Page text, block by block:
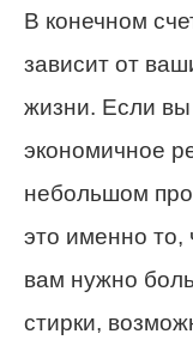
В конечном
зависит от
жизни. Если
экономичное
небольшом
это именно то,
вам нужно
стирки,